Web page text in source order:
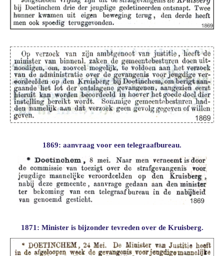
1869: aanvraag voor een telegraafbureau.
1871: Minister is bijzonder tevreden over de Kruisberg.